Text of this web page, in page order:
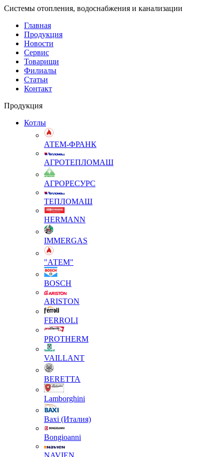
Системы отопления, водоснабжения и канализации
Главная
Продукция
Новости
Сервис
Товарищи
Филиалы
Статьи
Контакт
Продукция
Котлы
АТЕМ-ФРАНК
АГРОТЕПЛОМАШ
АГРОРЕСУРС
ТЕПЛОМАШ
HERMANN
IMMERGAS
"АТЕМ"
BOSCH
ARISTON
FERROLI
PROTHERM
VAILLANT
BERETTA
Lamborghini
Baxi (Италия)
Вongioanni
NAVIEN